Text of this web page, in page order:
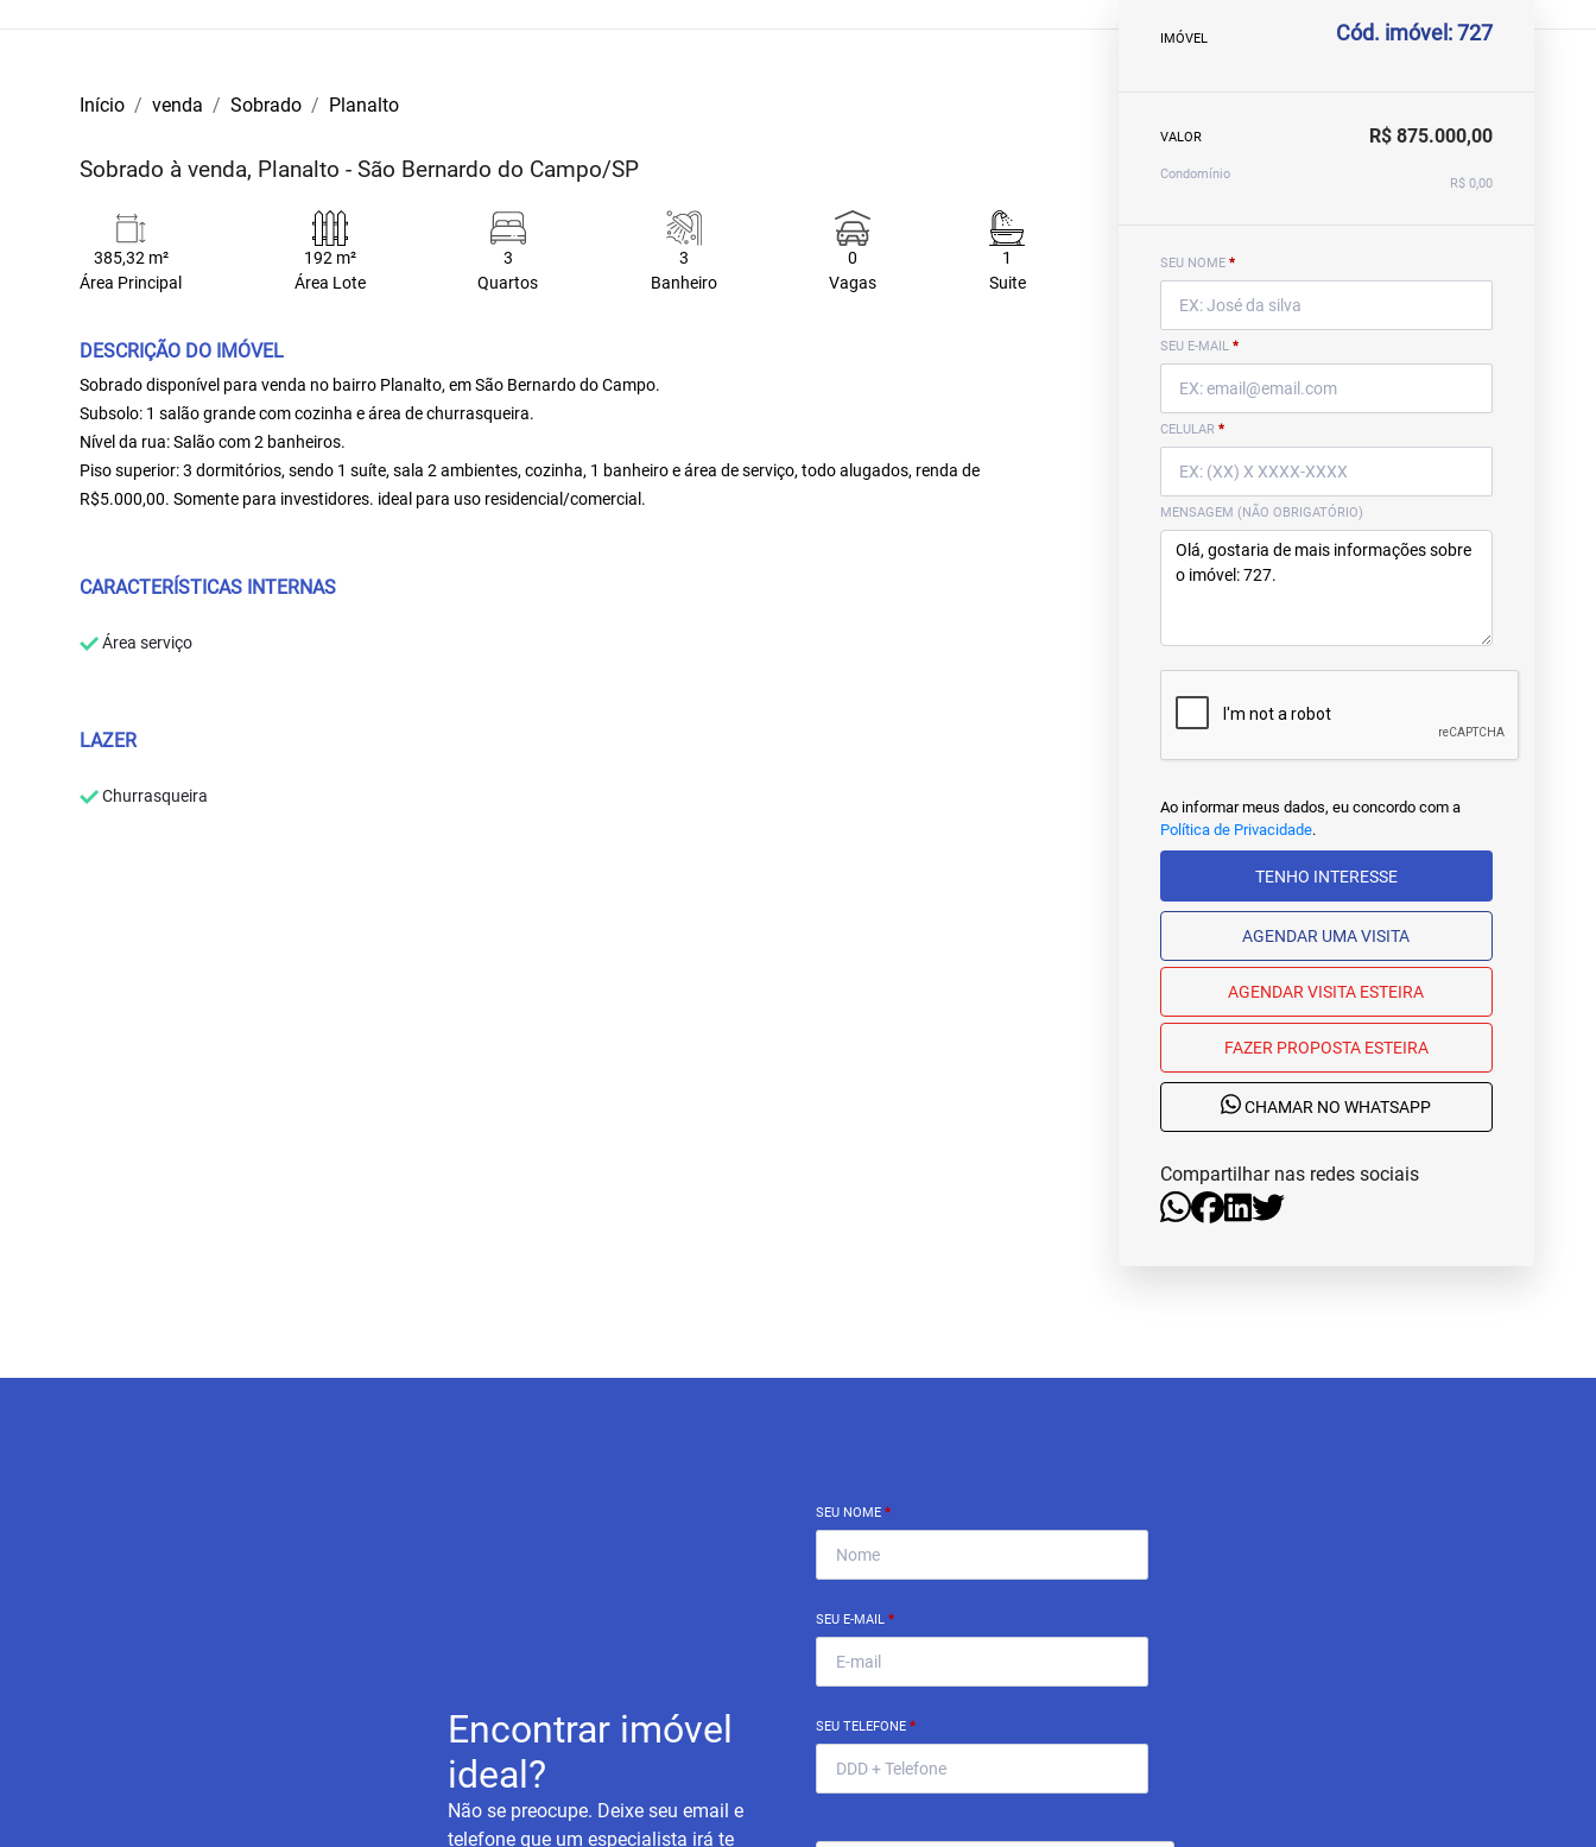
Início venda Sobrado Planalto
Sobrado à venda, Planalto - São Bernardo do Campo/SP
385,32 m²
Área Principal
192 m²
Área Lote
3
Quartos
3
Banheiro
0
Vagas
1
Suite
DESCRIÇÃO DO IMÓVEL
Sobrado disponível para venda no bairro Planalto, em São Bernardo do Campo.
Subsolo: 1 salão grande com cozinha e área de churrasqueira.
Nível da rua: Salão com 2 banheiros.
Piso superior: 3 dormitórios, sendo 1 suíte, sala 2 ambientes, cozinha, 1 banheiro e área de serviço, todo alugados, renda de
R$5.000,00. Somente para investidores. ideal para uso residencial/comercial.
CARACTERÍSTICAS INTERNAS
Área serviço
LAZER
Churrasqueira
IMÓVEL Cód. imóvel: 727
VALOR R$ 875.000,00
Condomínio
R$ 0,00
SEU NOME *
SEU E-MAIL *
CELULAR *
MENSAGEM (NÃO OBRIGATÓRIO)
Ao informar meus dados, eu concordo com a
Política de Privacidade.
TENHO INTERESSE
AGENDAR UMA VISITA
AGENDAR VISITA ESTEIRA
FAZER PROPOSTA ESTEIRA
CHAMAR NO WHATSAPP
Compartilhar nas redes sociais
Encontrar imóvel
ideal?
Não se preocupe. Deixe seu email e
telefone que um especialista irá te
SEU NOME *
SEU E-MAIL *
SEU TELEFONE *